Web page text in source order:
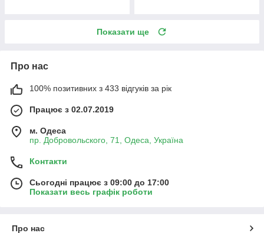
Показати ще
Про нас
100% позитивних з 433 відгуків за рік
Працює з 02.07.2019
м. Одеса
пр. Добровольского, 71, Одеса, Україна
Контакти
Сьогодні працює з 09:00 до 17:00
Показати весь графік роботи
Про нас